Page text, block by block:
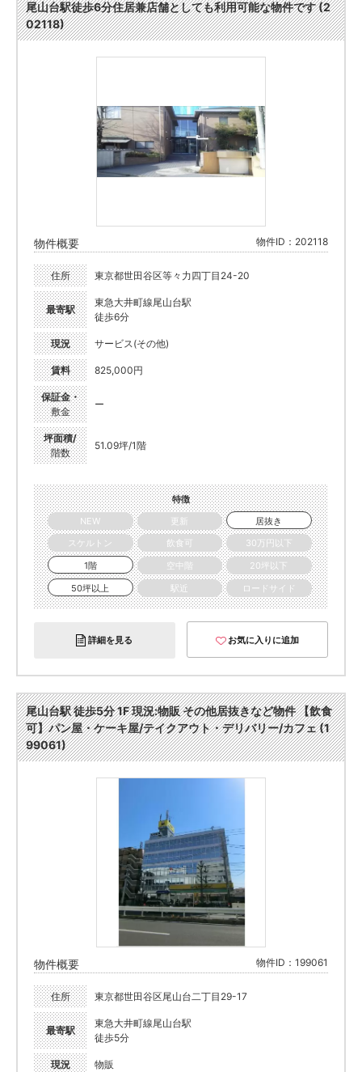
尾山台駅徒歩6分住居兼店舗としても利用可能な物件です (2
02118)
物件概要 物件ID：202118
住所 東京都世田谷区等々力四丁目24-20
最寄駅
東急大井町線尾山台駅
徒歩6分
現況 サービス(その他)
賃料 825,000円
保証金・
敷金
ー
坪面積/
階数
51.09坪/1階
特徴
NEW
更新
居抜き
スケルトン
飲食可
30万円以下
1階
空中階
20坪以下
50坪以上
駅近 ロードサイド
詳細を見る お気に入りに追加
尾山台駅 徒歩5分 1F 現況:物販 その他居抜きなど物件 【飲食
可】パン屋・ケーキ屋/テイクアウト・デリバリー/カフェ (1
99061)
物件概要 物件ID：199061
住所 東京都世田谷区尾山台二丁目29-17
最寄駅
東急大井町線尾山台駅
徒歩5分
現況 物販